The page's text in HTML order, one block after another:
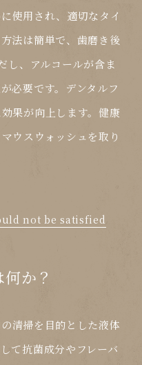
使用され、適切なタイ
法は簡単で、歯磨き後
し、アルコールが含ま
必要です。デンタルフ
果が向上します。健康
ウスウォッシュを取り
not be satisfied
か？
清掃を目的とした液体
て抗菌成分やフレーバ